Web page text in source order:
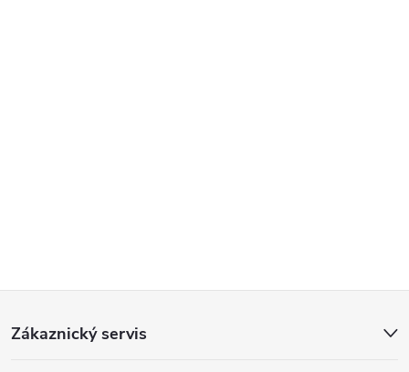
Zákaznický servis